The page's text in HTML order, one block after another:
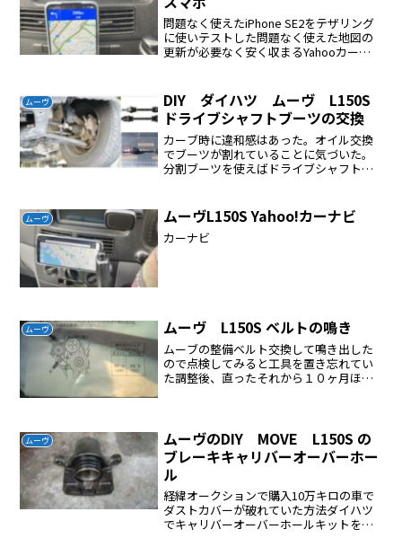
問題なく使えたiPhone SE2をテザリング
に使いテストした問題なく使えた地図の
更新が必要なく安く収まるYahooカーナ
ムーヴ
DIY ダイハツ ムーヴ L150S
ドライブシャフトブーツの交換
カーブ時に違和感はあった。オイル交換
でブーツが割れていることに気づいた。
分割ブーツを使えばドライブシャフトを
れたブーツはバンドをペンチで外した。
ブーツはカッターで切った...
ムーヴ ムーヴL150S Yahoo!カーナビ
カーナビ
ムーヴ ムーヴ L150S ベルトの鳴き
ムーブの整備ベルト交換して鳴き出した
ので点検してみると工具を置き忘れてい
た調整後、直ったそれから１０ヶ月ほど
トを３０Nでしめたこれで...
ムーヴ
ムーヴのDIY MOVE L150S の
ブレーキキャリバーオーバーホー
ル
経緯オークションで購入10万キロの車で
ダストカバーが破れていた方法ダイハツ
でキャリバーオーバーホールキットを購